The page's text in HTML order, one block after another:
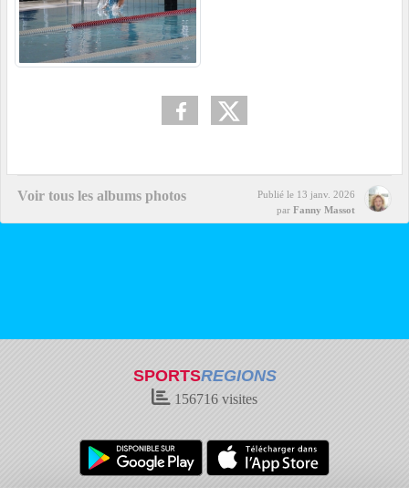
Voir tous les albums photos Publié le 13 janv. 2026
par Fanny Massot
SPORTSREGIONS
156716 visites